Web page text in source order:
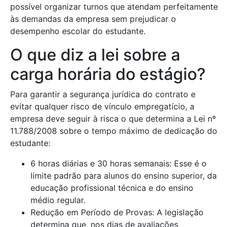
possível organizar turnos que atendam perfeitamente
às demandas da empresa sem prejudicar o
desempenho escolar do estudante.
O que diz a lei sobre a
carga horária do estágio?
Para garantir a segurança jurídica do contrato e
evitar qualquer risco de vínculo empregatício, a
empresa deve seguir à risca o que determina a Lei nº
11.788/2008 sobre o tempo máximo de dedicação do
estudante:
6 horas diárias e 30 horas semanais: Esse é o
limite padrão para alunos do ensino superior, da
educação profissional técnica e do ensino
médio regular.
Redução em Período de Provas: A legislação
determina que, nos dias de avaliações